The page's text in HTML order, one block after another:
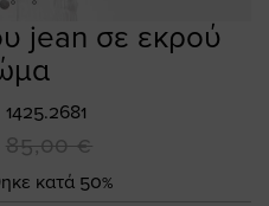
jean σε εκρού
1425.2681
85,00 €
κατά 50%